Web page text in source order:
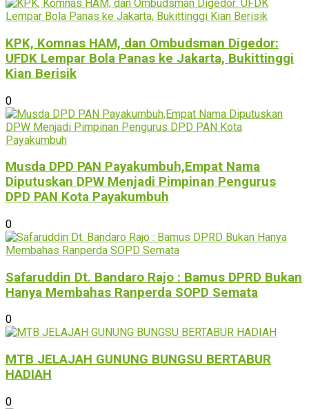
KPK, Komnas HAM, dan Ombudsman Digedor:
UFDK Lempar Bola Panas ke Jakarta, Bukittinggi
Kian Berisik
0
Musda DPD PAN Payakumbuh,Empat Nama
Diputuskan DPW Menjadi Pimpinan Pengurus
DPD PAN Kota Payakumbuh
0
Safaruddin Dt. Bandaro Rajo : Bamus DPRD Bukan
Hanya Membahas Ranperda SOPD Semata
0
MTB JELAJAH GUNUNG BUNGSU BERTABUR
HADIAH
0